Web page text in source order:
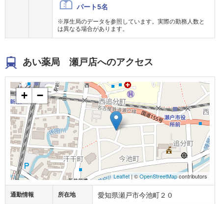
パート5名
※厚生局のデータを参照しています。実際の勤務人数と
は異なる場合があります。
あい薬局 瀬戸店へのアクセス
+ −
Leaflet | ©OpenStreetMapcontributors
通勤情報 所在地 愛知県瀬戸市今池町２０